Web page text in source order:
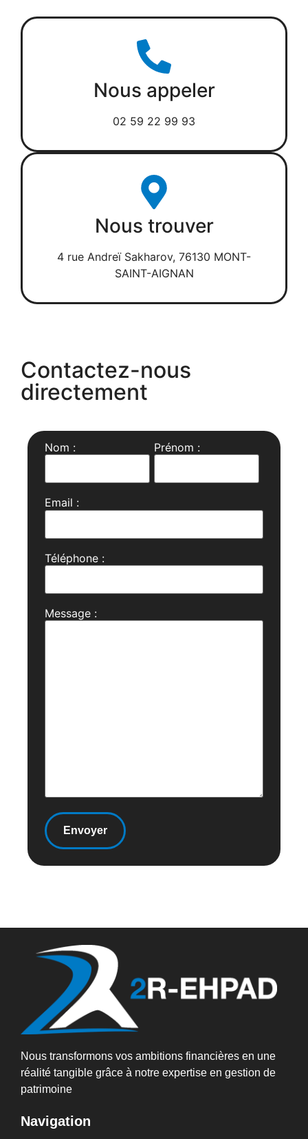
Nous appeler
02 59 22 99 93
Nous trouver
4 rue Andreï Sakharov, 76130 MONT-
SAINT-AIGNAN
Contactez-nous
directement
Nom : Prénom :
Email :
Téléphone :
Message :
Nous transformons vos ambitions financières en une
réalité tangible grâce à notre expertise en gestion de
patrimoine
Navigation